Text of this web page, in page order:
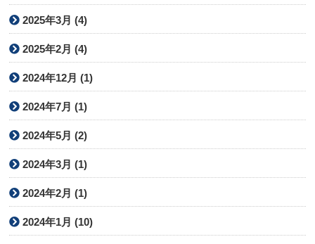
2025年3月 (4)
2025年2月 (4)
2024年12月 (1)
2024年7月 (1)
2024年5月 (2)
2024年3月 (1)
2024年2月 (1)
2024年1月 (10)